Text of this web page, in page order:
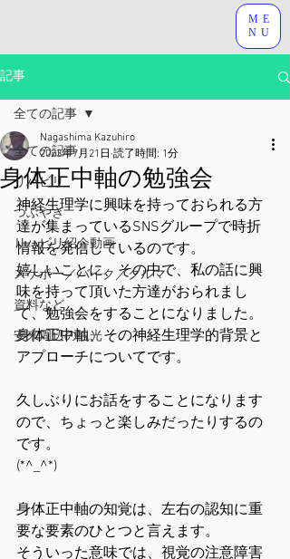
ME
NU
記事
全ての記事
リハビリ
つぶやき
リハビリ紹介動画
スケボー／バイク／クルマ
資料など
安来周辺の観光
全ての記事
身体正中軸の勉強会
Nagashima Kazuhiro
2023年7月21日 読了時間: 1分
神経生理学に興味を持っておられる方
達が集まっているSNSグループで時折
情報を発信しているのです。
嬉しいことに、その中で、私の話に興
味を持って頂いた方達がおられまし
て、勉強会をすることになりました。
身体正中軸、その神経生理学的背景と
アプローチについてです。
久しぶりにお話をすることになります
ので、ちょっと楽しみだったりするの
です。
(*^_^*)
身体正中軸の知覚は、左右の認知に重
要な要素のひとつと言えます。
そういった意味では、視覚の注意障害